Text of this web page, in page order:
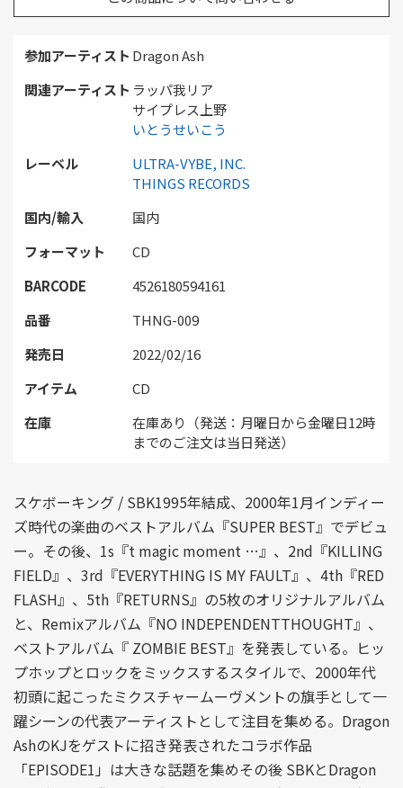
参加アーティスト Dragon Ash
関連アーティスト ラッパ我リア
サイプレス上野
いとうせいこう
レーベル
ULTRA-VYBE, INC.
THINGS RECORDS
国内/輸入
国内
フォーマット
CD
BARCODE
4526180594161
品番
THNG-009
発売日
2022/02/16
アイテム
CD
在庫
在庫あり（発送：月曜日から金曜日12時
までのご注文は当日発送）
スケボーキング / SBK1995年結成、2000年1月インディー
ズ時代の楽曲のベストアルバム『SUPER BEST』でデビュ
ー。その後、1s『t magic moment …』、2nd『KILLING
FIELD』、3rd『EVERYTHING IS MY FAULT』、4th『RED
FLASH』、5th『RETURNS』の5枚のオリジナルアルバム
と、Remixアルバム『NO INDEPENDENTTHOUGHT』、
ベストアルバム『 ZOMBIE BEST』を発表している。ヒッ
プホップとロックをミックスするスタイルで、2000年代
初頭に起こったミクスチャームーヴメントの旗手として一
躍シーンの代表アーティストとして注目を集める。Dragon
AshのKJをゲストに招き発表されたコラボ作品
「EPISODE1」は大きな話題を集めその後 SBKとDragon